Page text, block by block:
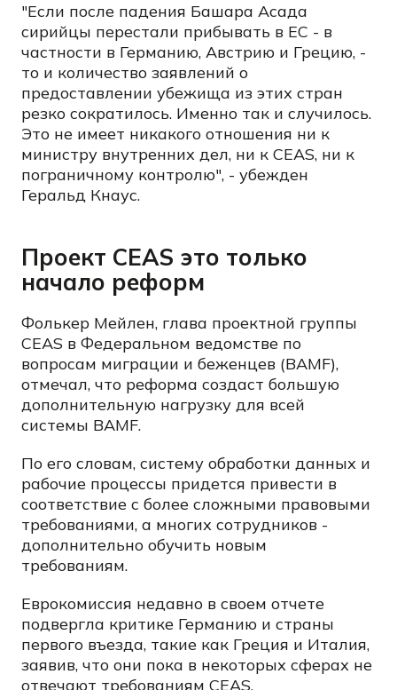
"Если после падения Башара Асада
сирийцы перестали прибывать в ЕС - в
частности в Германию, Австрию и Грецию, -
то и количество заявлений о
предоставлении убежища из этих стран
резко сократилось. Именно так и случилось.
Это не имеет никакого отношения ни к
министру внутренних дел, ни к CEAS, ни к
пограничному контролю", - убежден
Геральд Кнаус.
Проект CEAS это только
начало реформ
Фолькер Мейлен, глава проектной группы
CEAS в Федеральном ведомстве по
вопросам миграции и беженцев (BAMF),
отмечал, что реформа создаст большую
дополнительную нагрузку для всей
системы BAMF.
По его словам, систему обработки данных и
рабочие процессы придется привести в
соответствие с более сложными правовыми
требованиями, а многих сотрудников -
дополнительно обучить новым
требованиям.
Еврокомиссия недавно в своем отчете
подвергла критике Германию и страны
первого въезда, такие как Греция и Италия,
заявив, что они пока в некоторых сферах не
отвечают требованиям CEAS.